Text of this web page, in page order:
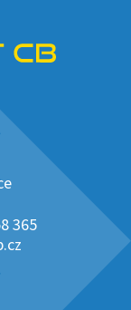
365